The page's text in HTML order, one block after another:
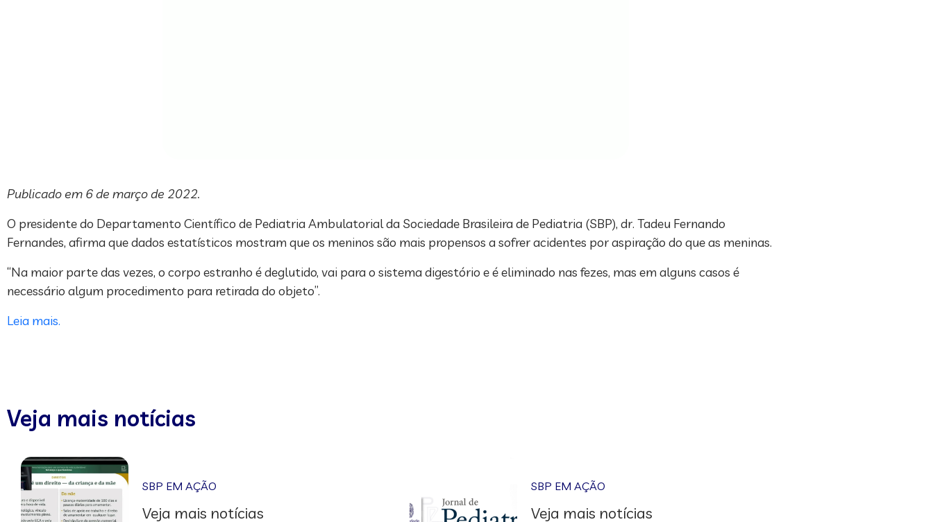
Publicado em 6 de março de 2022.
O presidente do Departamento Científico de Pediatria Ambulatorial da Sociedade Brasileira de Pediatria (SBP), dr. Tadeu Fernando
Fernandes, afirma que dados estatísticos mostram que os meninos são mais propensos a sofrer acidentes por aspiração do que as meninas.
“Na maior parte das vezes, o corpo estranho é deglutido, vai para o sistema digestório e é eliminado nas fezes, mas em alguns casos é
necessário algum procedimento para retirada do objeto”.
Leia mais.
Veja mais notícias
SBP EM AÇÃO
Veja mais notícias
SBP EM AÇÃO
Veja mais notícias